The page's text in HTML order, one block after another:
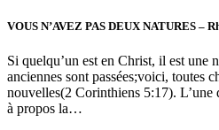
VOUS N’AVEZ PAS DEUX NATURES –
Si quelqu’un est en Christ, il est une
anciennes sont passées;voici, toutes
nouvelles(2 Corinthiens 5:17). L’une
à propos la…